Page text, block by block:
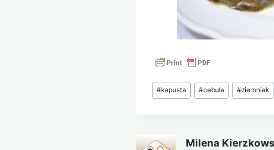
Tagi
wpisu:
#kapusta #cebula #ziemniak
Milena